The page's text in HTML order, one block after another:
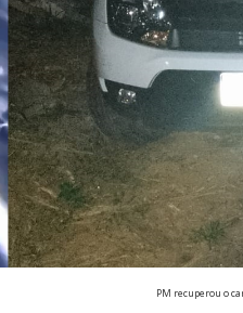
PM recuperou o